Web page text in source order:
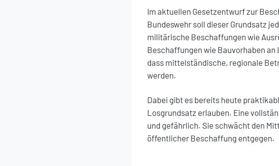
Im aktuellen Gesetzentwurf zur
Bundeswehr soll dieser Grundsatz
militärische Beschaffungen wie
Beschaffungen wie Bauvorhaben
dass mittelständische, regionale
werden.
Dabei gibt es bereits heute
Losgrundsatz erlauben. Eine
und gefährlich. Sie schwächt den
öffentlicher Beschaffung entgegen.